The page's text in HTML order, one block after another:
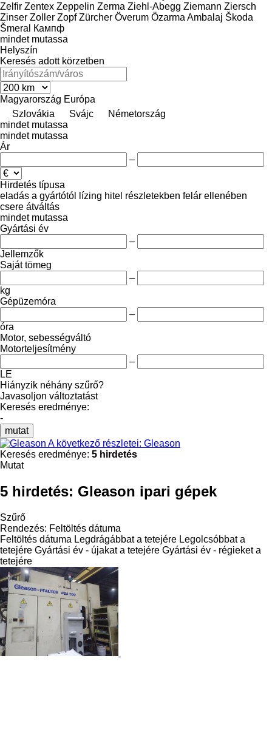
Zelfir Zentex Zeppelin Zerma Ziehl-Abegg Ziemann Ziersch
Zinser Zoller Zopf Zürcher Överum Özarma Ambalaj Škoda
Šmeral
Кампф
mindet mutassa
Helyszín
Keresés adott körzetben
Magyarország Európa
Szlovákia
Svájc
Németország
mindet mutassa
mindet mutassa
Ár
–
Hirdetés típusa
eladás a gyártótól lízing hitel részletekben felár ellenében
csere átváltás
mindet mutassa
Gyártási év
–
Jellemzők
Saját tömeg
–
kg
Gépüzemóra
–
óra
Motor, sebességváltó
Motorteljesítmény
–
LE
Hiányzik néhány szűrő?
Javasoljon változtatást
Keresés eredménye:
-
mutat
A következő részletei: Gleason
Keresés eredménye: 5 hirdetés
Mutat
5 hirdetés: Gleason ipari gépek
Szűrő
Rendezés: Feltöltés dátuma
Feltöltés dátuma Legdrágábbat a tetejére Legolcsóbbat a
tetejére Gyártási év - újakat a tetejére Gyártási év - régieket a
tetejére